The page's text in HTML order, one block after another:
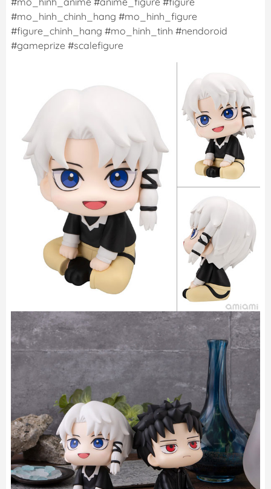
#mo_hinh_chinh_hang #mo_hinh_figure
#figure_chinh_hang #mo_hinh_tinh #nendoroid
#gameprize #scalefigure